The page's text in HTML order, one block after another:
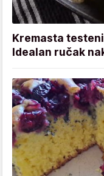
Kremasta
Idealan ručak